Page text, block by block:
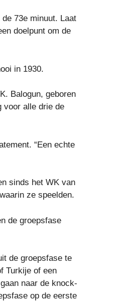
73e minuut. Laat
doelpunt om de
in 1930.
Balogun, geboren
voor alle drie de
“Een echte
sinds het WK van
ze speelden.
de groepsfase
de groepsfase te
Turkije of een
naar de knock-
op de eerste